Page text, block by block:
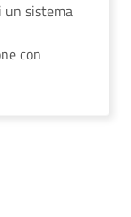
un sistema
con